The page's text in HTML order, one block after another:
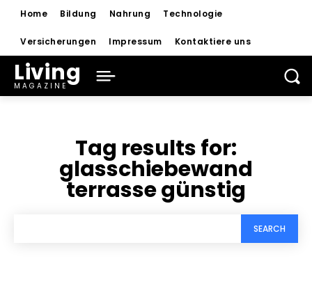
Home Bildung Nahrung Technologie
Versicherungen Impressum Kontaktiere uns
Living
MAGAZINE
Tag results for:
glasschiebewand
terrasse günstig
SEARCH